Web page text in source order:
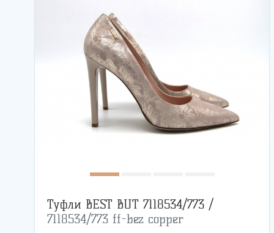
Туфли BEST BUT 7118534/773 /
7118534/773 ff-bez copper